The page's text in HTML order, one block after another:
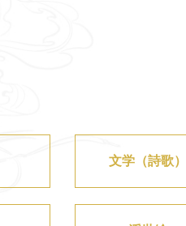
文学（詩歌）